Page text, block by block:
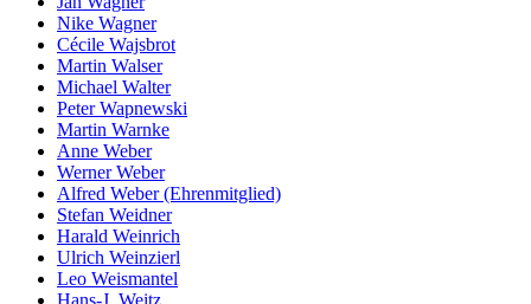
Nike Wagner
Cécile Wajsbrot
Martin Walser
Michael Walter
Peter Wapnewski
Martin Warnke
Anne Weber
Werner Weber
Alfred Weber (Ehrenmitglied)
Stefan Weidner
Harald Weinrich
Ulrich Weinzierl
Leo Weismantel
Hans-J. Weitz